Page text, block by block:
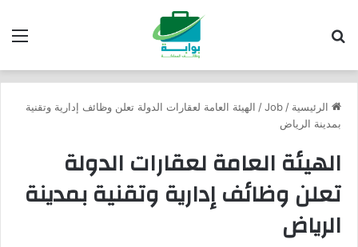
الرئيسية /
Job
/ الهيئة العامة لعقارات الدولة تعلن وظائف إدارية وتقنية
بمدينة الرياض
الهيئة العامة لعقارات الدولة
تعلن وظائف إدارية وتقنية بمدينة
الرياض